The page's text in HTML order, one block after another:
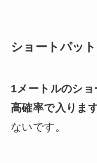
ショートパッ
1メートルのシ
高確率で入ります
ないです。